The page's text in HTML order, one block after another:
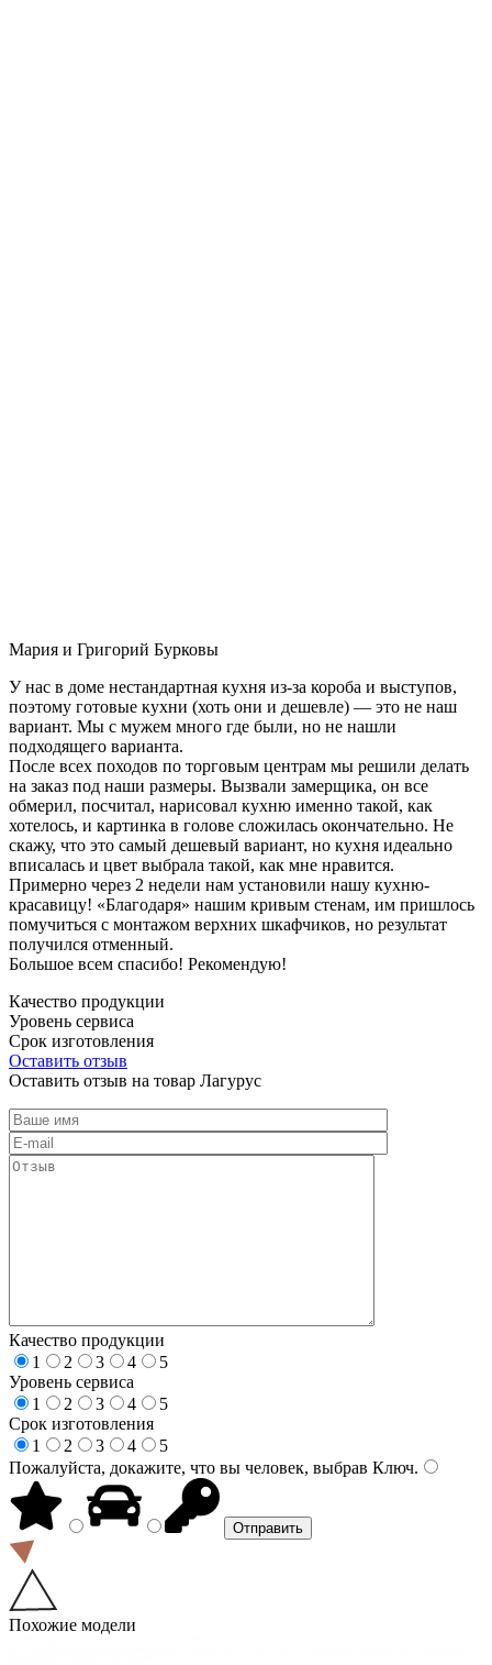
Мария и Григорий Бурковы
У нас в доме нестандартная кухня из-за короба и выступов,
поэтому готовые кухни (хоть они и дешевле) — это не наш
вариант. Мы с мужем много где были, но не нашли
подходящего варианта.
После всех походов по торговым центрам мы решили делать
на заказ под наши размеры. Вызвали замерщика, он все
обмерил, посчитал, нарисовал кухню именно такой, как
хотелось, и картинка в голове сложилась окончательно. Не
скажу, что это самый дешевый вариант, но кухня идеально
вписалась и цвет выбрала такой, как мне нравится.
Примерно через 2 недели нам установили нашу кухню-
красавицу! «Благодаря» нашим кривым стенам, им пришлось
помучиться с монтажом верхних шкафчиков, но результат
получился отменный.
Большое всем спасибо! Рекомендую!
Качество продукции
Уровень сервиса
Срок изготовления
Оставить отзыв
Оставить отзыв на товар Лагурус
Качество продукции
1
2 3 4
5
Уровень сервиса
1
2 3 4
5
Срок изготовления
1
2 3 4
5
Пожалуйста, докажите, что вы человек, выбрав Ключ.
Похожие модели